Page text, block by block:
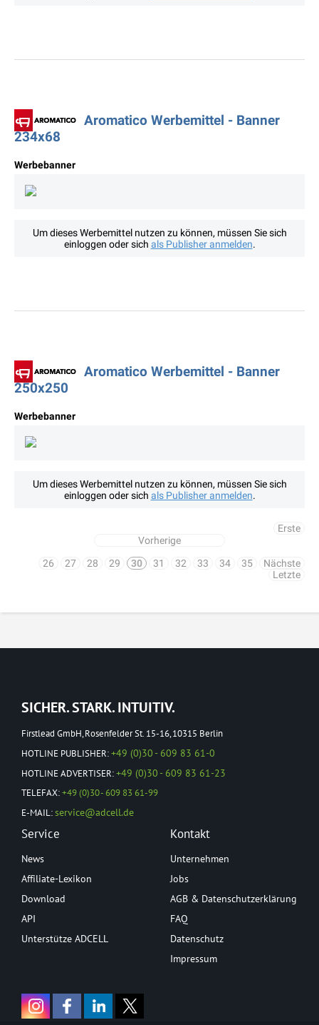
Aromatico Werbemittel - Banner
234x68
Werbebanner
Um dieses Werbemittel nutzen zu können, müssen Sie sich
einloggen oder sich als Publisher anmelden.
Aromatico Werbemittel - Banner
250x250
Werbebanner
Um dieses Werbemittel nutzen zu können, müssen Sie sich
einloggen oder sich als Publisher anmelden.
Erste
Vorherige
26
27 28 29 30 31 32 33 34 35
Nächste
Letzte
SICHER. STARK. INTUITIV.
Firstlead GmbH, Rosenfelder St. 15-16, 10315 Berlin
HOTLINE PUBLISHER:+49 (0)30 - 609 83 61-0
HOTLINE ADVERTISER:+49 (0)30 - 609 83 61-23
TELEFAX:+49 (0)30 - 609 83 61-99
E-MAIL:service@adcell.de
Service
News
Affiliate-Lexikon
Download
API
Unterstütze ADCELL
Kontakt
Unternehmen
Jobs
AGB & Datenschutzerklärung
FAQ
Datenschutz
Impressum